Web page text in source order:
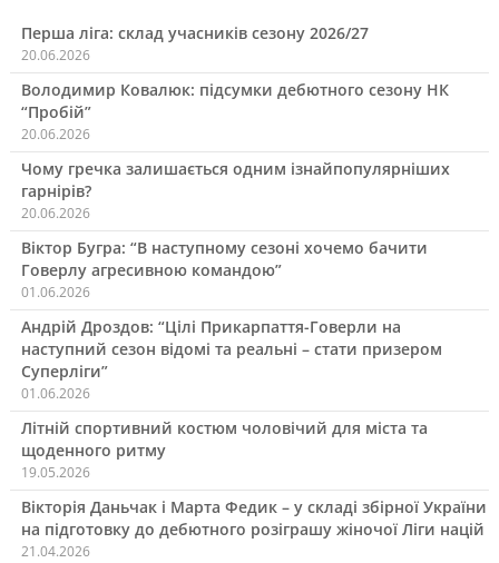
Перша ліга: склад учасників сезону 2026/27
20.06.2026
Володимир Ковалюк: підсумки дебютного сезону НК
“Пробій”
20.06.2026
Чому гречка залишається одним ізнайпопулярніших
гарнірів?
20.06.2026
Віктор Бугра: “В наступному сезоні хочемо бачити
Говерлу агресивною командою”
01.06.2026
Андрій Дроздов: “Цілі Прикарпаття-Говерли на
наступний сезон відомі та реальні – стати призером
Суперліги”
01.06.2026
Літній спортивний костюм чоловічий для міста та
щоденного ритму
19.05.2026
Вікторія Даньчак і Марта Федик – у складі збірної України
на підготовку до дебютного розіграшу жіночої Ліги націй
21.04.2026